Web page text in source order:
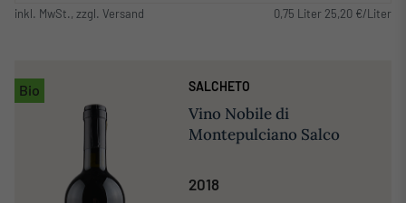
inkl. MwSt., zzgl. Versand 0,75 Liter 25,20 €/Liter
Bio SALCHETO
Vino Nobile di
Montepulciano Salco
2018